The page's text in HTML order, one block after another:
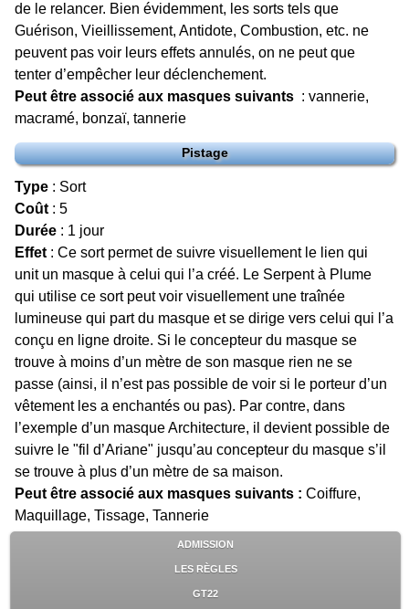
de le relancer. Bien évidemment, les sorts tels que
Guérison, Vieillissement, Antidote, Combustion, etc. ne
peuvent pas voir leurs effets annulés, on ne peut que
tenter d’empêcher leur déclenchement.
Peut être associé aux masques suivants : vannerie,
macramé, bonzaï, tannerie
Pistage
Type : Sort
Coût : 5
Durée : 1 jour
Effet : Ce sort permet de suivre visuellement le lien qui
unit un masque à celui qui l’a créé. Le Serpent à Plume
qui utilise ce sort peut voir visuellement une traînée
lumineuse qui part du masque et se dirige vers celui qui l’a
conçu en ligne droite. Si le concepteur du masque se
trouve à moins d’un mètre de son masque rien ne se
passe (ainsi, il n’est pas possible de voir si le porteur d’un
vêtement les a enchantés ou pas). Par contre, dans
l’exemple d’un masque Architecture, il devient possible de
suivre le "fil d’Ariane" jusqu’au concepteur du masque s’il
se trouve à plus d’un mètre de sa maison.
Peut être associé aux masques suivants : Coiffure,
Maquillage, Tissage, Tannerie
ADMISSION
LES RÈGLES
GT22